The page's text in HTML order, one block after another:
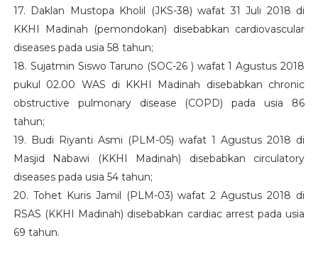
17. Daklan Mustopa Kholil (JKS-38) wafat 31 Juli 2018 di
KKHI Madinah (pemondokan) disebabkan cardiovascular
diseases pada usia 58 tahun;
18. Sujatmin Siswo Taruno (SOC-26 ) wafat 1 Agustus 2018
pukul 02.00 WAS di KKHI Madinah disebabkan chronic
obstructive pulmonary disease (COPD) pada usia 86
tahun;
19. Budi Riyanti Asmi (PLM-05) wafat 1 Agustus 2018 di
Masjid Nabawi (KKHI Madinah) disebabkan circulatory
diseases pada usia 54 tahun;
20. Tohet Kuris Jamil (PLM-03) wafat 2 Agustus 2018 di
RSAS (KKHI Madinah) disebabkan cardiac arrest pada usia
69 tahun.